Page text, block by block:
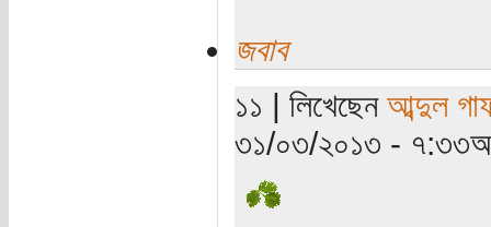
জবাব
১১ | লিখেছেন আব্দুল
৩১/০৩/২০১৩ -